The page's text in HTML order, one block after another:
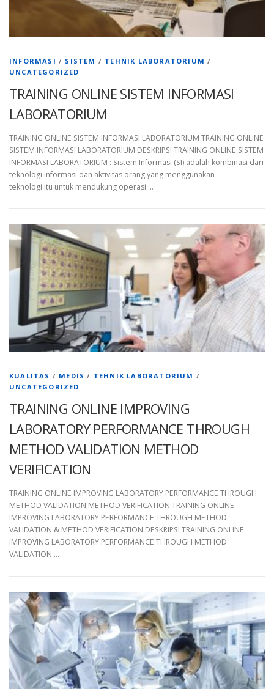
INFORMASI / SISTEM / TEHNIK LABORATORIUM /
UNCATEGORIZED
TRAINING ONLINE SISTEM INFORMASI
LABORATORIUM
TRAINING ONLINE SISTEM INFORMASI LABORATORIUM TRAINING ONLINE
SISTEM INFORMASI LABORATORIUM DESKRIPSI TRAINING ONLINE SISTEM
INFORMASI LABORATORIUM : Sistem Informasi (SI) adalah kombinasi dari
teknologi informasi dan aktivitas orang yang menggunakan
teknologi itu untuk mendukung operasi …
KUALITAS / MEDIS / TEHNIK LABORATORIUM /
UNCATEGORIZED
TRAINING ONLINE IMPROVING
LABORATORY PERFORMANCE THROUGH
METHOD VALIDATION METHOD
VERIFICATION
TRAINING ONLINE IMPROVING LABORATORY PERFORMANCE THROUGH
METHOD VALIDATION METHOD VERIFICATION TRAINING ONLINE
IMPROVING LABORATORY PERFORMANCE THROUGH METHOD
VALIDATION & METHOD VERIFICATION DESKRIPSI TRAINING ONLINE
IMPROVING LABORATORY PERFORMANCE THROUGH METHOD
VALIDATION …